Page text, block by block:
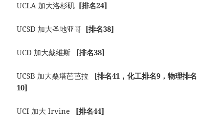
UCLA 加大洛杉矶 [排名24]
UCSD 加大圣地亚哥 [排名38]
UCD 加大戴维斯 [排名38]
UCSB 加大桑塔芭芭拉 [排名41，化工排名9，物理排名
10]
UCI 加大 Irvine [排名44]